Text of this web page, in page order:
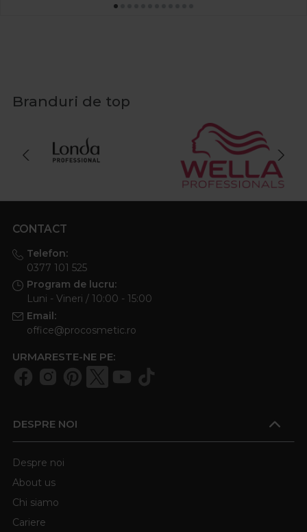
Branduri de top
CONTACT
Telefon:
0377 101 525
Program de lucru:
Luni - Vineri / 10:00 - 15:00
Email:
office@procosmetic.ro
URMARESTE-NE PE:
DESPRE NOI
Despre noi
About us
Chi siamo
Cariere